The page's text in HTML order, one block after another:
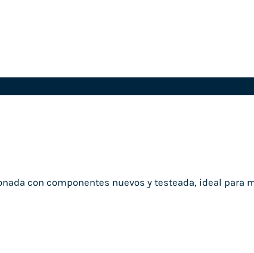
con componentes nuevos y testeada, ideal para